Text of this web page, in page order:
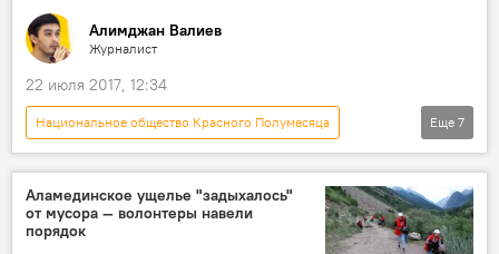
Алимджан Валиев
Журналист
22 июля 2017, 12:34
Национальное общество Красного Полумесяца
Общество
Новости
видео
Мультимедиа
ДТП
первая помощь
Еще 7
Аламединское ущелье "задыхалось"
от мусора — волонтеры навели
порядок